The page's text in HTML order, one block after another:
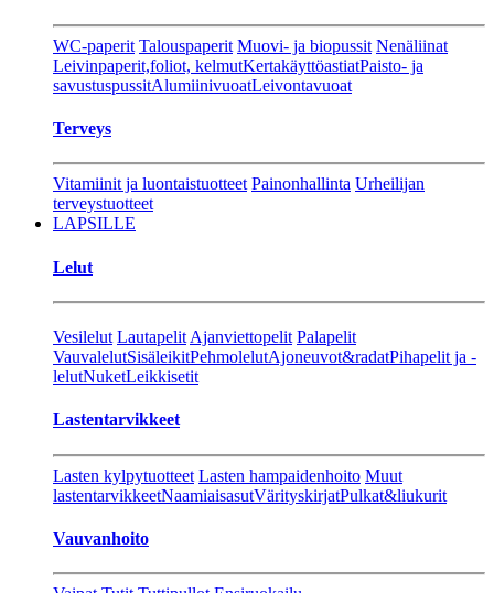
WC-paperit Talouspaperit Muovi- ja biopussit Nenäliinat
Leivinpaperit,foliot, kelmutKertakäyttöastiatPaisto- ja
savustuspussitAlumiinivuoatLeivontavuoat
Terveys
Vitamiinit ja luontaistuotteet Painonhallinta Urheilijan
terveystuotteet
LAPSILLE
Lelut
Vesilelut Lautapelit Ajanviettopelit Palapelit
VauvalelutSisäleikitPehmolelutAjoneuvot&radatPihapelit ja -
lelutNuketLeikkisetit
Lastentarvikkeet
Lasten kylpytuotteet Lasten hampaidenhoito Muut
lastentarvikkeetNaamiaisasutVärityskirjatPulkat&liukurit
Vauvanhoito